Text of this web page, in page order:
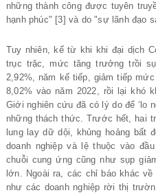
những thành công được tuyên
hạnh phúc" [3] và do "sự lãnh đạo
Tuy nhiên, kể từ khi khi đại dịch
trục trặc, mức tăng trưởng trồi
2,92%, năm kế tiếp, giảm tiếp
8,02% vào năm 2022, rồi lại khó
Giới nghiên cứu đã có lý do để ‘lo
những thách thức. Trước hết, hai
lung lay dữ dội, khủng hoảng bất
doanh nghiệp và lệ thuộc vào
chuỗi cung ứng cũng như sụp
lớn. Ngoài ra, các chỉ báo khác
như các doanh nghiệp rời thị